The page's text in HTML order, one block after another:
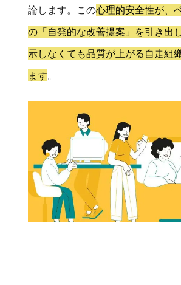
論します。この心理的安全性が、
の「自発的な改善提案」を引き出
示しなくても品質が上がる自走組
ます。